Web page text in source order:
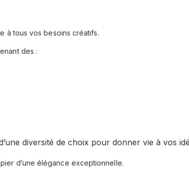
à tous vos besoins créatifs.
des :
diversité de choix pour donner vie à vos
d’une élégance exceptionnelle.